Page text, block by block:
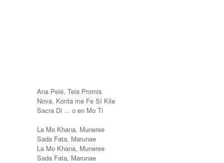
Ana Pelé, Tela Promis
Nova, Konta me Fe SI Kile
Sacra Di ... o en Mo Ti
La Mo Khana, Muneree
Sada Fata, Marunae
La Mo Khana, Muneree
Sada Fata, Marunae